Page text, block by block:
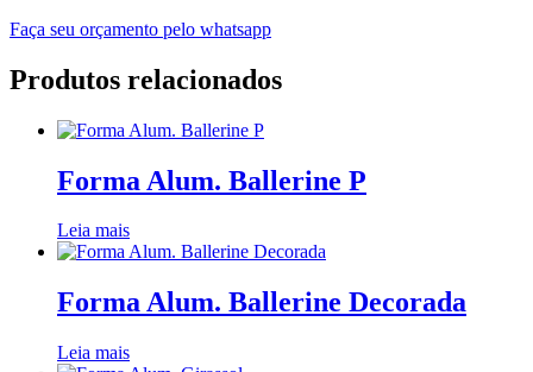
Faça seu orçamento pelo whatsapp
Produtos relacionados
Forma Alum. Ballerine P
Leia mais
Forma Alum. Ballerine Decorada
Leia mais